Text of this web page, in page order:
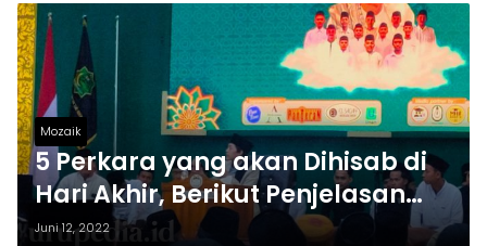
Mozaik
5 Perkara yang akan Dihisab di
Hari Akhir, Berikut Penjelasan
Gus Muhammad Iqdam
Juni 12, 2022